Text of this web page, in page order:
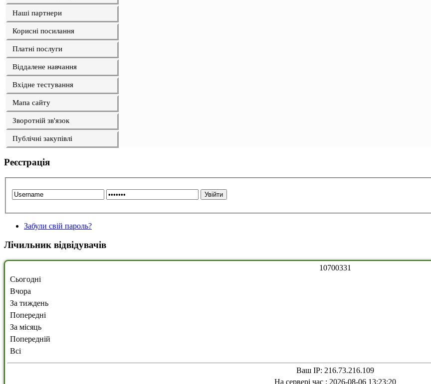
Наші партнери
Корисні посилання
Платні послуги
Віддалене навчання
Вхідне тестування
Мапа сайту
Зворотній зв'язок
Публічні закупівлі
Реєстрація
Забули свій пароль?
Лічильник відвідувачів
10700331
Сьогодні
Вчора
За тиждень
Попередні
За місяць
Попередній
Всі
Ваш IP: 216.73.216.109
На сервері час : 2026-08-06 13:23:20